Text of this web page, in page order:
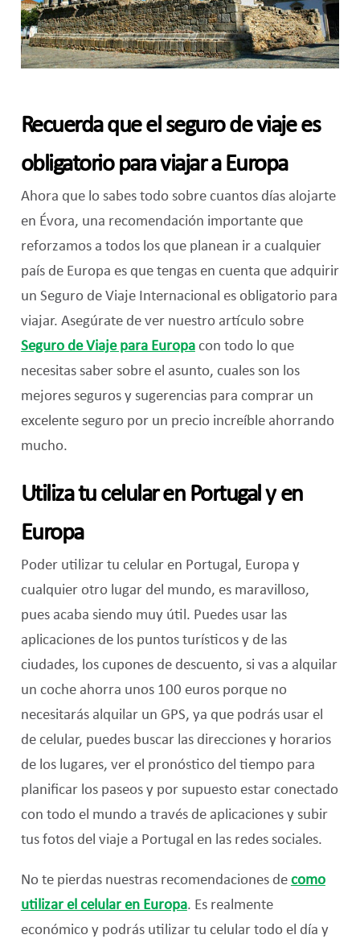
Recuerda que el seguro de viaje es
obligatorio para viajar a Europa
Ahora que lo sabes todo sobre cuantos días alojarte
en Évora, una recomendación importante que
reforzamos a todos los que planean ir a cualquier
país de Europa es que tengas en cuenta que adquirir
un Seguro de Viaje Internacional es obligatorio para
viajar. Asegúrate de ver nuestro artículo sobre
Seguro de Viaje para Europacon todo lo que
necesitas saber sobre el asunto, cuales son los
mejores seguros y sugerencias para comprar un
excelente seguro por un precio increíble ahorrando
mucho.
Utiliza tu celular en Portugal y en
Europa
Poder utilizar tu celular en Portugal, Europa y
cualquier otro lugar del mundo, es maravilloso,
pues acaba siendo muy útil. Puedes usar las
aplicaciones de los puntos turísticos y de las
ciudades, los cupones de descuento, si vas a alquilar
un coche ahorra unos 100 euros porque no
necesitarás alquilar un GPS, ya que podrás usar el
de celular, puedes buscar las direcciones y horarios
de los lugares, ver el pronóstico del tiempo para
planificar los paseos y por supuesto estar conectado
con todo el mundo a través de aplicaciones y subir
tus fotos del viaje a Portugal en las redes sociales.
No te pierdas nuestras recomendaciones de como
utilizar el celular en Europa. Es realmente
económico y podrás utilizar tu celular todo el día y